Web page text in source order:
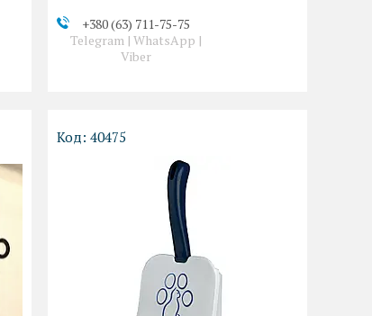
+380 (63) 711-75-75
Telegram | WhatsApp |
Viber
40475